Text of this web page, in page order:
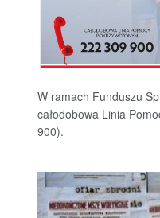
W ramach Funduszu
całodobowa Linia
900).